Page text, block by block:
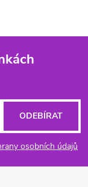
osobních údajů
ODEBÍRAT